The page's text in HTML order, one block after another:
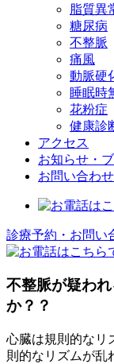
脂質異
糖尿病
不整脈
痛風
動脈硬
睡眠時
花粉症
健康診
アクセス
お知らせ・
お問い合わせ
診療予約・お問い
不整脈が疑わ
か？？
心臓は規則的なリ
則的なリズムが乱